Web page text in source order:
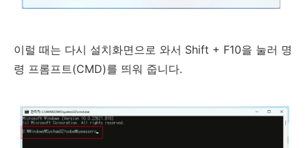
이럴 때는 다시 설치화면으로 와서 Shift + F10을 눌러 명
령 프롬프트(CMD)를 띄워 줍니다.